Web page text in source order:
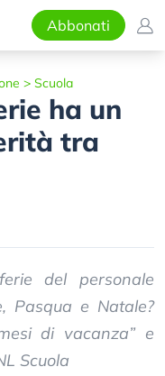
Abbonati
> Scuola
ha un
tra
del personale
Pasqua e Natale?
di vacanza” e
Scuola